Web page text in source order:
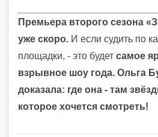
Премьера второго сезона
уже скоро. И если судить по
площадки, - это будет самое
взрывное шоу года. Ольга
доказала: где она - там
которое хочется смотреть!